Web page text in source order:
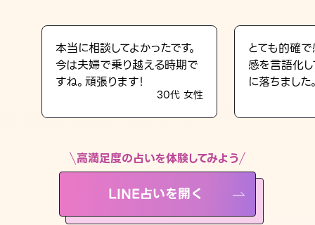
LINE占いを開く
※LINEアプリ内のサービスページへ遷移します
本当に相談してよかったです。
今は夫婦で乗り越える時期で
すね。頑張ります！
30代 女性
とても的確
感を言語化
に落ちました
高満足度の占いを体験してみよう
LINE占いを開く